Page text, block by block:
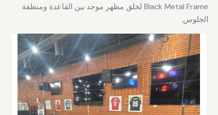
Black Metal Frame لخلق مظهر موحد بين القاعدة ومنطقة
الجلوس.